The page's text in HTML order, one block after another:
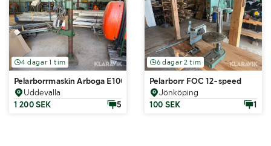
4 dagar 1 tim
Pelarborrmaskin Arboga E100S
Uddevalla
1 200 SEK
5
6 dagar 2 tim
Pelarborr FOC 12-speed
Jönköping
100 SEK
1